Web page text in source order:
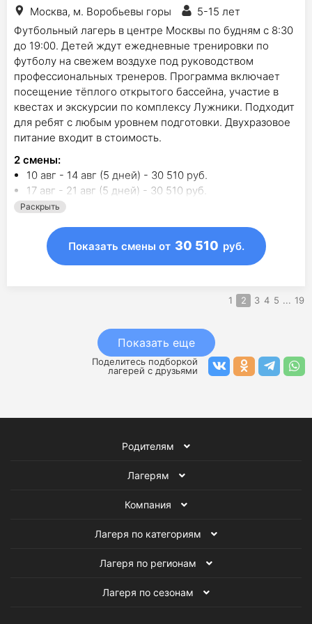
Москва, м. Воробьевы горы
5-15 лет
Футбольный лагерь в центре Москвы по будням с 8:30
до 19:00. Детей ждут ежедневные тренировки по
футболу на свежем воздухе под руководством
профессиональных тренеров. Программа включает
посещение тёплого открытого бассейна, участие в
квестах и экскурсии по комплексу Лужники. Подходит
для ребят с любым уровнем подготовки. Двухразовое
питание входит в стоимость.
2 смены:
10 авг - 14 авг (5 дней) - 30 510 руб.
17 авг - 21 авг (5 дней) - 30 510 руб.
Раскрыть
Показать смены от 30 510 руб.
1 2 3 4 5 ... 19
Показать еще
Поделитесь подборкой
лагерей с друзьями
Родителям
Лагерям
Компания
Лагеря по категориям
Лагеря по регионам
Лагеря по сезонам